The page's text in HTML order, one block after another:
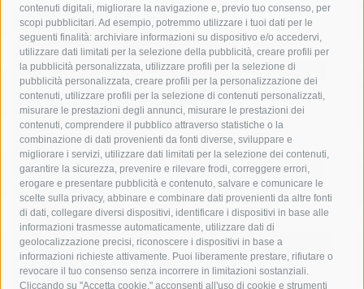
contenuti digitali, migliorare la navigazione e, previo tuo consenso, per
scopi pubblicitari. Ad esempio, potremmo utilizzare i tuoi dati per le
seguenti finalità: archiviare informazioni su dispositivo e/o accedervi,
utilizzare dati limitati per la selezione della pubblicità, creare profili per
la pubblicità personalizzata, utilizzare profili per la selezione di
pubblicità personalizzata, creare profili per la personalizzazione dei
contenuti, utilizzare profili per la selezione di contenuti personalizzati,
misurare le prestazioni degli annunci, misurare le prestazioni dei
contenuti, comprendere il pubblico attraverso statistiche o la
combinazione di dati provenienti da fonti diverse, sviluppare e
migliorare i servizi, utilizzare dati limitati per la selezione dei contenuti,
garantire la sicurezza, prevenire e rilevare frodi, correggere errori,
erogare e presentare pubblicità e contenuto, salvare e comunicare le
scelte sulla privacy, abbinare e combinare dati provenienti da altre fonti
di dati, collegare diversi dispositivi, identificare i dispositivi in base alle
informazioni trasmesse automaticamente, utilizzare dati di
geolocalizzazione precisi, riconoscere i dispositivi in base a
informazioni richieste attivamente. Puoi liberamente prestare, rifiutare o
revocare il tuo consenso senza incorrere in limitazioni sostanziali.
Cliccando su "Accetta cookie," acconsenti all'uso di cookie e strumenti
acqua allerta meteo
anas
area marina protetta di punta campanella
arresto
Asl Napoli 3 sud
capitaneria di porto capri
carabinieri
castellammare di stabia
circumvesuviana
comune di sorrento
concerto
contagi
costiera amalfitana
covid-19 eav
elezioni
fondazione sorrento
gori guardia costiera
incidente
lavori
lorenzo balducelli mare
massa lubrense
massimo coppola
Meta napoli
ordinanza
penisola sorrentina
piano di sorrento
polizia municipale
protezione civile
Regione Campania
sant'agnello